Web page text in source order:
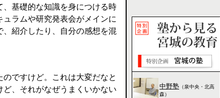
基礎的な知識を身につける時
ラムや研究発表会がメインに
紹介したり、自分の感想を混
ですけど。これは大変だなと
、それがなぜうまくいかない
中野塾 （泉中央・北高
森）